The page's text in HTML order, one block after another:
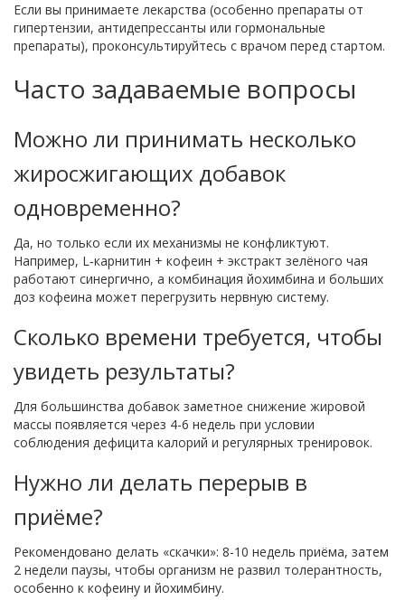
Если вы принимаете лекарства (особенно препараты от
гипертензии, антидепрессанты или гормональные
препараты), проконсультируйтесь с врачом перед стартом.
Часто задаваемые вопросы
Можно ли принимать несколько
жиросжигающих добавок
одновременно?
Да, но только если их механизмы не конфликтуют.
Например, L‑карнитин + кофеин + экстракт зелёного чая
работают синергично, а комбинация йохимбина и больших
доз кофеина может перегрузить нервную систему.
Сколько времени требуется, чтобы
увидеть результаты?
Для большинства добавок заметное снижение жировой
массы появляется через 4-6 недель при условии
соблюдения дефицита калорий и регулярных тренировок.
Нужно ли делать перерыв в
приёме?
Рекомендовано делать «скачки»: 8-10 недель приёма, затем
2 недели паузы, чтобы организм не развил толерантность,
особенно к кофеину и йохимбину.